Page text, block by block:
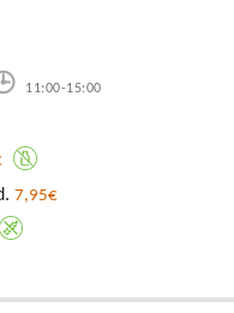
11:00-15:00
7,95€